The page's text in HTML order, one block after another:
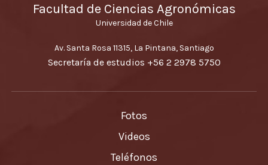
Facultad de Ciencias Agronómicas
Universidad de Chile
Av. Santa Rosa 11315, La Pintana, Santiago
Secretaría de estudios +56 2 2978 5750
Fotos
Videos
Teléfonos